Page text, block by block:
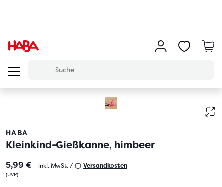
HABA
Kleinkind-Gießkanne, himbeer
5,99 € inkl. MwSt. / Versandkosten
(UVP)